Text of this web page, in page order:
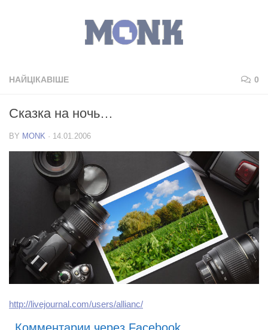
НАЙЦІКАВІШЕ 0
Сказка на ночь…
BY MONK · 14.01.2006
http://livejournal.com/users/allianc/